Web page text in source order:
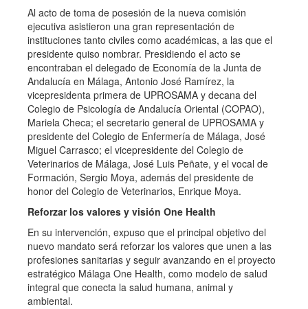
Al acto de toma de posesión de la nueva comisión
ejecutiva asistieron una gran representación de
instituciones tanto civiles como académicas, a las que el
presidente quiso nombrar. Presidiendo el acto se
encontraban el delegado de Economía de la Junta de
Andalucía en Málaga, Antonio José Ramírez, la
vicepresidenta primera de UPROSAMA y decana del
Colegio de Psicología de Andalucía Oriental (COPAO),
Mariela Checa; el secretario general de UPROSAMA y
presidente del Colegio de Enfermería de Málaga, José
Miguel Carrasco; el vicepresidente del Colegio de
Veterinarios de Málaga, José Luis Peñate, y el vocal de
Formación, Sergio Moya, además del presidente de
honor del Colegio de Veterinarios, Enrique Moya.
Reforzar los valores y visión One Health
En su intervención, expuso que el principal objetivo del
nuevo mandato será reforzar los valores que unen a las
profesiones sanitarias y seguir avanzando en el proyecto
estratégico Málaga One Health, como modelo de salud
integral que conecta la salud humana, animal y
ambiental.